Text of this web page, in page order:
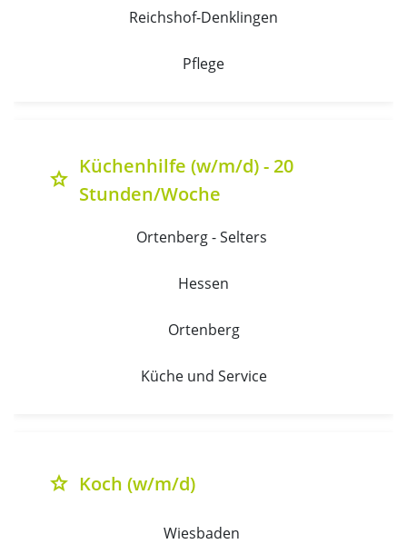
Reichshof-Denklingen
Pflege
grade
Küchenhilfe (w/m/d) - 20
Stunden/Woche
Ortenberg - Selters
Hessen
Ortenberg
Küche und Service
grade Koch (w/m/d)
Wiesbaden